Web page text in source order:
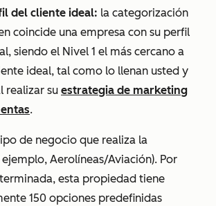
del cliente ideal: la categorización
coincide una empresa con su perfil
siendo el Nivel 1 el más cercano a
ideal, tal como lo llenan usted y
realizar su estrategia de marketing
.
de negocio que realiza la
Aerolíneas/Aviación). Por
esta propiedad tiene
150 opciones predefinidas